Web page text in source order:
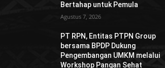
Bertahap untuk Pemula
Agustus 7, 2026
PT RPN, Entitas PTPN Group
bersama BPDP Dukung
Pengembangan UMKM melalui
Workshop Pangan Sehat